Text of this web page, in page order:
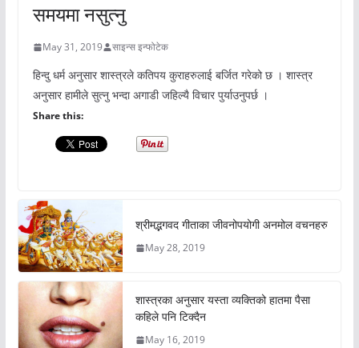
समयमा नसुत्नु
May 31, 2019 साइन्स इन्फोटेक
हिन्दु धर्म अनुसार शास्त्रले कतिपय कुराहरुलाई बर्जित गरेको छ । शास्त्र
अनुसार हामीले सुत्नु भन्दा अगाडी जहिल्यै विचार पुर्याउनुपर्छ ।
Share this:
श्रीमद्भगवद गीताका जीवनोपयोगी अनमोल वचनहरु
May 28, 2019
शास्त्रका अनुसार यस्ता व्यक्तिको हातमा पैसा
कहिले पनि टिक्दैन
May 16, 2019